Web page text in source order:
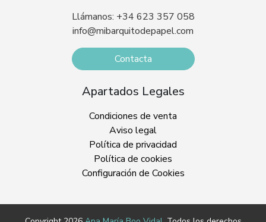
Llámanos: +34 623 357 058
info@mibarquitodepapel.com
Contacta
Apartados Legales
Condiciones de venta
Aviso legal
Política de privacidad
Política de cookies
Configuración de Cookies